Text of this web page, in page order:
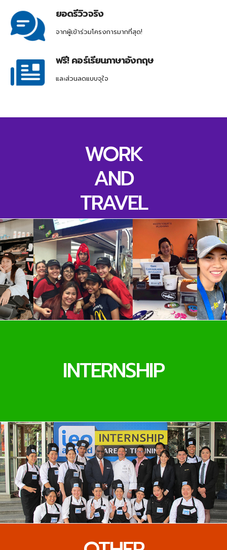
ยอดรีวิวจริง
จากผู้เข้าร่วมโครงการมากที่สุด!
ฟรี! คอร์เรียนภาษาอังกฤษ
และส่วนลดแบบจุใจ
WORK
AND
TRAVEL
INTERNSHIP